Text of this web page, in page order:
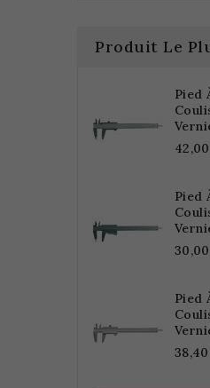
Produit Le
Pied
Pied
Pied